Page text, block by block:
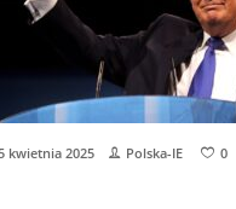
kwietnia 2025 Polska-IE 0